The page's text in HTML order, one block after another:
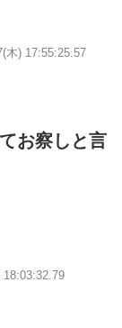
木) 17:55:25.57
お察しと言
18:03:32.79